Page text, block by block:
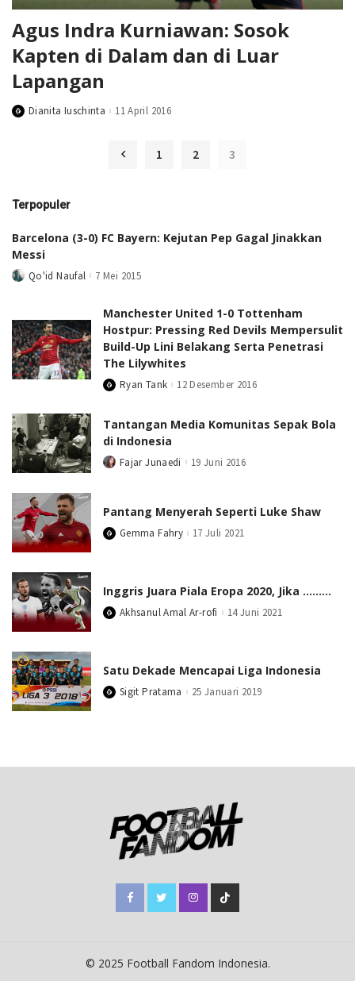
Agus Indra Kurniawan: Sosok
Kapten di Dalam dan di Luar
Lapangan
PostedDianita Iuschinta 11 April 2016
1 2 3
Terpopuler
Barcelona (3-0) FC Bayern: Kejutan Pep Gagal Jinakkan
Messi
PostedQo'id Naufal 7 Mei 2015
Manchester United 1-0 Tottenham
Hostpur: Pressing Red Devils Mempersulit
Build-Up Lini Belakang Serta Penetrasi
The Lilywhites
PostedRyan Tank 12 Desember 2016
Tantangan Media Komunitas Sepak Bola
di Indonesia
PostedFajar Junaedi 19 Juni 2016
Pantang Menyerah Seperti Luke Shaw
PostedGemma Fahry 17 Juli 2021
Inggris Juara Piala Eropa 2020, Jika ………
PostedAkhsanul Amal Ar-rofi 14 Juni 2021
Satu Dekade Mencapai Liga Indonesia
PostedSigit Pratama 25 Januari 2019
© 2025 Football Fandom Indonesia.